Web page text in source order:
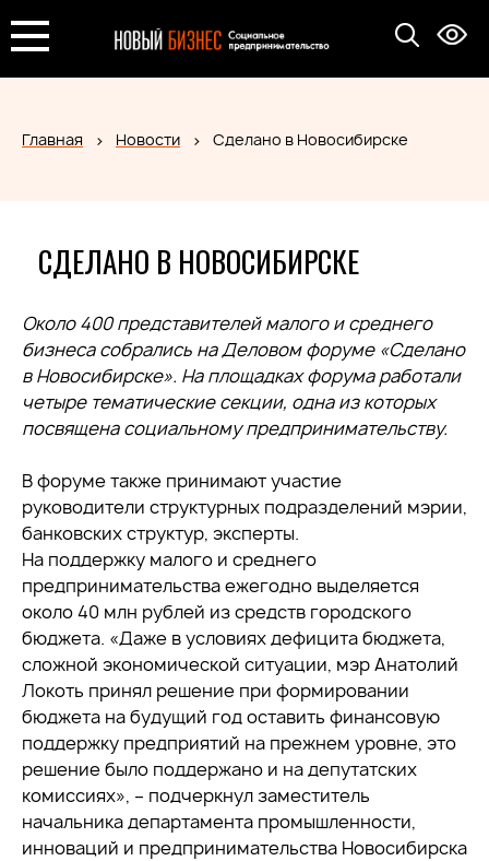
Главная Новости Сделано в Новосибирске
СДЕЛАНО В НОВОСИБИРСКЕ
Около 400 представителей малого и среднего
бизнеса собрались на Деловом форуме «Сделано
в Новосибирске». На площадках форума работали
четыре тематические секции, одна из которых
посвящена социальному предпринимательству.
В форуме также принимают участие
руководители структурных подразделений мэрии,
банковских структур, эксперты.
На поддержку малого и среднего
предпринимательства ежегодно выделяется
около 40 млн рублей из средств городского
бюджета. «Даже в условиях дефицита бюджета,
сложной экономической ситуации, мэр Анатолий
Локоть принял решение при формировании
бюджета на будущий год оставить финансовую
поддержку предприятий на прежнем уровне, это
решение было поддержано и на депутатских
комиссиях», – подчеркнул заместитель
начальника департамента промышленности,
инноваций и предпринимательства Новосибирска